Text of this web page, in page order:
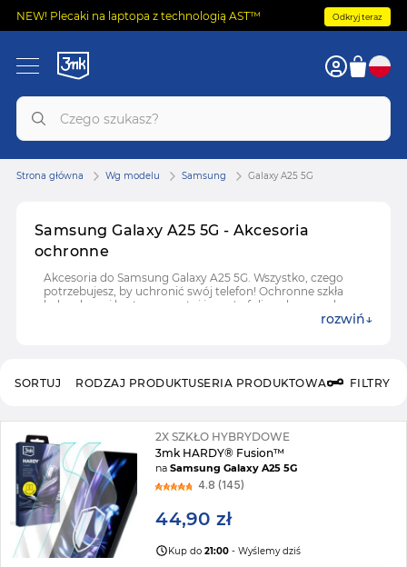
NEW! Plecaki na laptopa z technologią AST™ Odkryj teraz
Samsung Galaxy A25 5G - Akcesoria
ochronne
Akcesoria do Samsung Galaxy A25 5G. Wszystko, czego
potrzebujesz, by uchronić swój telefon! Ochronne szkła
hybrydowe i hartowane, etui i case'y, folie ochronne do
rozwiń
Strona główna Wg modelu Samsung Galaxy A25 5G
RODZAJ PRODUKTUSERIA PRODUKTOWA FILTRY
SORTUJ
2X SZKŁO HYBRYDOWE
3mk HARDY® Fusion™
naSamsung Galaxy A25 5G
4.8 (145)
44,90 zł
Kup do21:00 - Wyślemy dziś